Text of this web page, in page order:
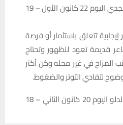
حظك اليوم وتوقعات برج الجدي اليوم 22 كانون الأول – 19
تتعلق باستثمار أو فرصة
قديمة تعود للظهور وتحتاج
المزاح في غير محله وكن أكثر
لتفادي التوتر والضغوط.
حظك اليوم وتوقعات برج الدلو اليوم 20 كانون الثاني – 18